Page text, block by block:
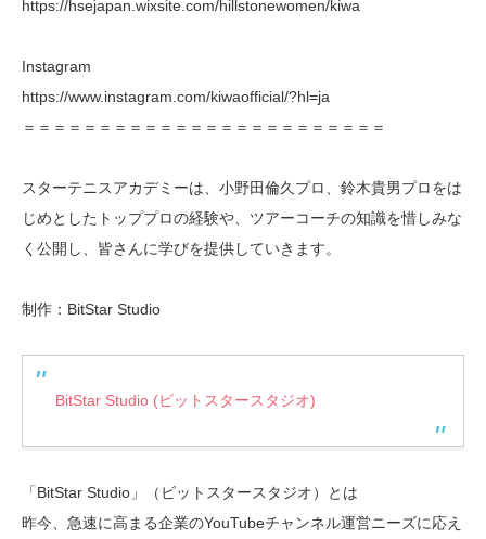
https://hsejapan.wixsite.com/hillstonewomen/kiwa
Instagram
https://www.instagram.com/kiwaofficial/?hl=ja
＝＝＝＝＝＝＝＝＝＝＝＝＝＝＝＝＝＝＝＝＝＝＝＝
スターテニスアカデミーは、小野田倫久プロ、鈴木貴男プロをは
じめとしたトッププロの経験や、ツアーコーチの知識を惜しみな
く公開し、皆さんに学びを提供していきます。
制作：BitStar Studio
BitStar Studio (ビットスタースタジオ)
「BitStar Studio」（ビットスタースタジオ）とは
昨今、急速に高まる企業のYouTubeチャンネル運営ニーズに応え